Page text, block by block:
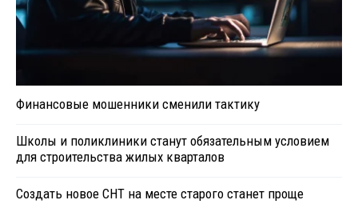
Финансовые мошенники сменили тактику
Школы и поликлиники станут обязательным условием
для строительства жилых кварталов
Создать новое СНТ на месте старого станет проще